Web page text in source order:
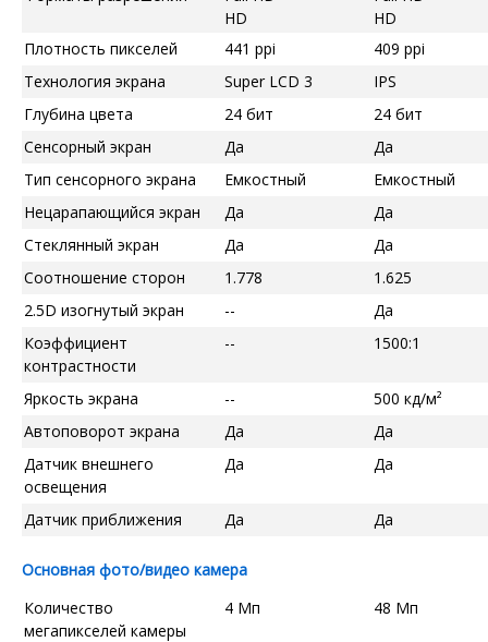
HD
HD
Плотность пикселей
441 ppi
409 ppi
Технология экрана
Super LCD 3
IPS
Глубина цвета
24 бит
24 бит
Сенсорный экран
Да
Да
Тип сенсорного экрана
Емкостный
Емкостный
Нецарапающийся экран
Да
Да
Стеклянный экран
Да
Да
Соотношение сторон
1.778
1.625
2.5D изогнутый экран
--
Да
Коэффициент
контрастности
-- 1500:1
Яркость экрана --
500 кд/м²
Автоповорот экрана
Да
Да
Датчик внешнего
освещения
Да Да
Датчик приближения Да Да
Основная фото/видео камера
Количество
мегапикселей камеры
4 Мп 48 Мп